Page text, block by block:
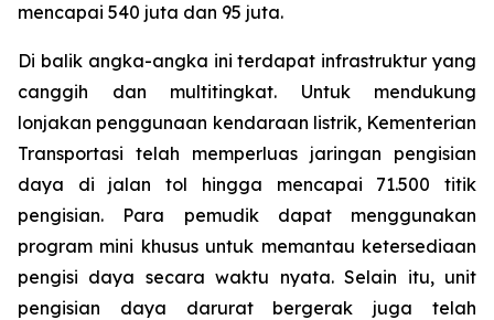
mencapai 540 juta dan 95 juta.
Di balik angka-angka ini terdapat infrastruktur yang
canggih dan multitingkat. Untuk mendukung
lonjakan penggunaan kendaraan listrik, Kementerian
Transportasi telah memperluas jaringan pengisian
daya di jalan tol hingga mencapai 71.500 titik
pengisian. Para pemudik dapat menggunakan
program mini khusus untuk memantau ketersediaan
pengisi daya secara waktu nyata. Selain itu, unit
pengisian daya darurat bergerak juga telah